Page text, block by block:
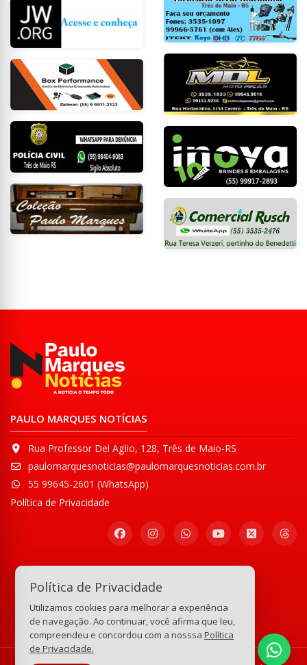
PAULO MARQUES NOTÍCIAS
Rua Professor Del Aglio, 128, Três de Maio-RS
paulomarquesnoticias@paulomarquesnoticias.com.br
55 99645-2601 (WhatsApp)
Política de Privacidade
Comunidade WhatsApp
133.216.516visitas
Política de Privacidade
Utilizamos cookies para melhorar a experiência
de navegação. Ao continuar, você afirma que leu,
compreendeu e concordou com a nosssa Política
de Privacidade.